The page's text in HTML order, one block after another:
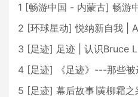
1 [畅游中国 - 内蒙古] 畅游中
2 [环球星动] 悦纳新自我 |
3 [足迹] 足迹 | 认识Bruce
4 [足迹]
《足迹》---那些
5 [足迹] 幕后故事∣黄柳霜